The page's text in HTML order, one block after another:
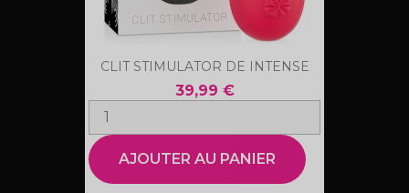
CLIT STIMULATOR DE INTENSE
39,99 €
AJOUTER AU PANIER